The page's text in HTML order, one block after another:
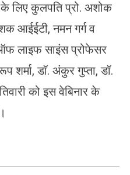
लिए कुलपति प्रो. अशोक
आईईटी, नमन गर्ग व
लाइफ साइंस प्रोफेसर
शर्मा, डॉ. अंकुर गुप्ता, डॉ.
को इस वेबिनार के